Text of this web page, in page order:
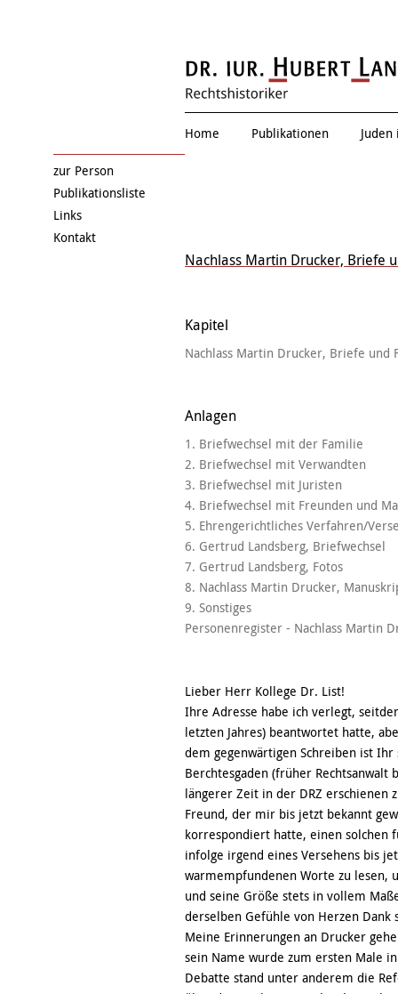
Eduard
Home Publikationen
Nachlass Martin Drucker, Briefe
Kapitel
Nachlass Martin Drucker, Briefe und
Anlagen
1. Briefwechsel mit der Familie
2. Briefwechsel mit Verwandten
3. Briefwechsel mit Juristen
4. Briefwechsel mit Freunden und
5. Ehrengerichtliches Verfahren/
6. Gertrud Landsberg, Briefwechsel
7. Gertrud Landsberg, Fotos
8. Nachlass Martin Drucker,
9. Sonstiges
Personenregister - Nachlass Martin
Lieber Herr Kollege Dr. List!
Ihre Adresse habe ich verlegt,
letzten Jahres) beantwortet hatte,
dem gegenwärtigen Schreiben ist
Berchtesgaden (früher Rechtsanwalt
längerer Zeit in der DRZ erschienen
Freund, der mir bis jetzt bekannt
korrespondiert hatte, einen solchen
infolge irgend eines Versehens bis
warmempfundenen Worte zu lesen,
und seine Größe stets in vollem
derselben Gefühle von Herzen Dank
Meine Erinnerungen an Drucker
sein Name wurde zum ersten Male
Debatte stand unter anderem die
zur Person
Publikationsliste
Links
Kontakt